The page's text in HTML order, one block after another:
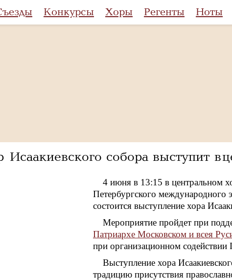
Конкурсы Хоры Регенты Ноты
Исаакиевского собора выступит
4 июня в 13:15 в центральном
Петербургского
состоится выступление хора
Мероприятие пройдет при
Патриархе Московском и всея
при организационном
Выступление хора
традицию присутствия